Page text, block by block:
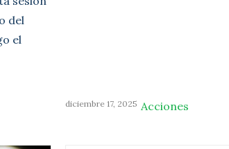
del
el
diciembre 17, 2025 Acciones